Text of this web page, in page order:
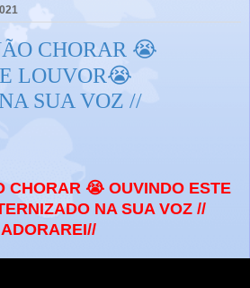
CHORAR 😭
LOUVOR😭
SUA VOZ //
CHORAR 😭 OUVINDO ESTE
NA SUA VOZ //
ADORAREI//